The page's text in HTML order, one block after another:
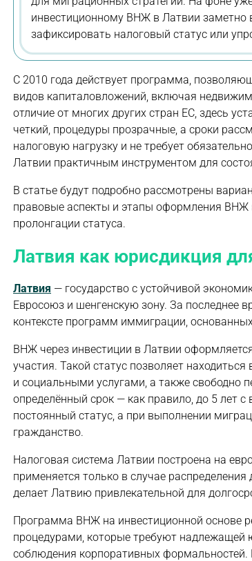
инвестиционному ВНЖ в Латвии заметно
зафиксировать налоговый статус или
С 2010 года действует программа,
видов капиталовложений, включая
отличие от многих других стран ЕС, здесь
четкий, процедуры прозрачные, а сроки
налоговую нагрузку и не требует
Латвии практичным инструментом для
В статье будут подробно рассмотрены
правовые аспекты и этапы оформления ВНЖ
пролонгации статуса.
Латвия как юрисдикция
Латвия — государство с устойчивой
Евросоюз и шенгенскую зону. За последнее
контексте программ иммиграции,
ВНЖ через инвестиции в Латвии
участия. Такой статус позволяет
и социальными услугами, а также свободно
определённый срок — как правило, до 5 лет
постоянный статус, а при выполнении
гражданство.
Налоговая система Латвии построена на
применяется только в случае
делает Латвию привлекательной для
Программа ВНЖ на инвестиционной основе
процедурами, которые требуют надлежащей
соблюдения корпоративных